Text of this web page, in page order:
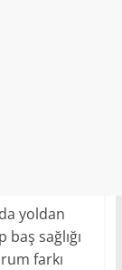
yoldan
sağlığı
farkı